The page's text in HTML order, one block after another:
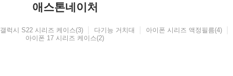
애스톤네이처
갤럭시 S22 시리즈 케이스(3) 다기능 거치대 아이폰 시리즈 액정필름(4)
아이폰 17 시리즈 케이스(2)